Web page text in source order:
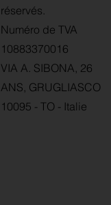
réservés.
Numéro de TVA
10883370016
VIA A. SIBONA, 26
ANS, GRUGLIASCO
10095 - TO - Italie